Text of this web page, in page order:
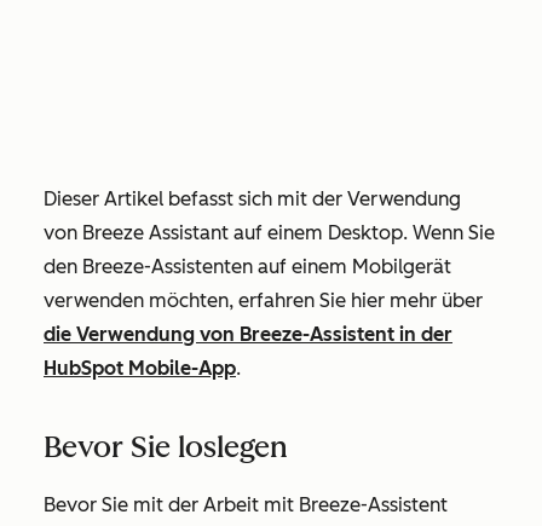
Dieser Artikel befasst sich mit der Verwendung
von Breeze Assistant auf einem Desktop. Wenn Sie
den Breeze-Assistenten auf einem Mobilgerät
verwenden möchten, erfahren Sie hier mehr über
die Verwendung von Breeze-Assistent in der
HubSpot Mobile-App.
Bevor Sie loslegen
Bevor Sie mit der Arbeit mit Breeze-Assistent